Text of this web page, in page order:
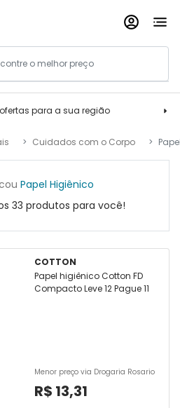
ofertas para a sua região
Cuidados com o Corpo
Papel Higiênico
33 produtos para você!
COTTON
Papel higiênico Cotton FD
Compacto Leve 12 Pague 11
Menor preço via Drogaria Rosario
R$ 13,31